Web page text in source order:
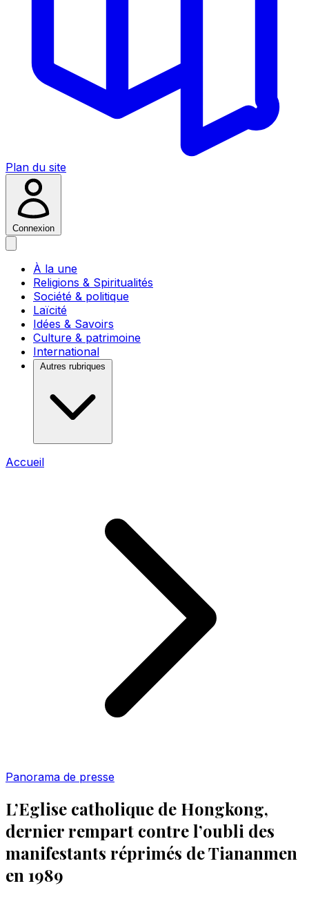
Plan du site
Connexion
À la une
Religions & Spiritualités
Société & politique
Laïcité
Idées & Savoirs
Culture & patrimoine
International
Autres rubriques
Accueil
Panorama de presse
L’Eglise catholique de Hongkong,
dernier rempart contre l’oubli des
manifestants réprimés de Tiananmen
en 1989